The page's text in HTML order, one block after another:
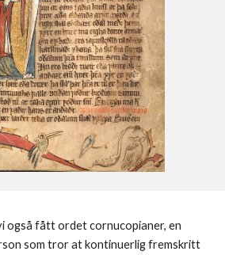
også fått ordet cornucopianer, en
som tror at kontinuerlig fremskritt